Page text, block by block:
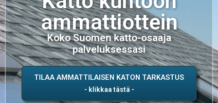
ammattiottein
Koko Suomen katto-osaaja
palveluksessasi
TILAA AMMATTILAISEN KATON TARKASTUS